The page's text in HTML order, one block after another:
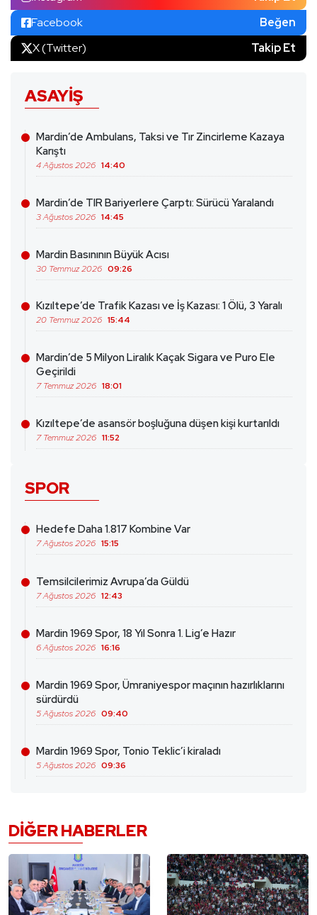
Facebook
Beğen
X (Twitter)
Takip Et
ASAYIŞ
Mardin’de Ambulans, Taksi ve Tır Zincirleme Kazaya
Karıştı
4 Ağustos 2026 14:40
Mardin’de TIR Bariyerlere Çarptı: Sürücü Yaralandı
3 Ağustos 2026 14:45
Mardin Basınının Büyük Acısı
30 Temmuz 2026 09:26
Kızıltepe’de Trafik Kazası ve İş Kazası: 1 Ölü, 3 Yaralı
20 Temmuz 2026 15:44
Mardin’de 5 Milyon Liralık Kaçak Sigara ve Puro Ele
Geçirildi
7 Temmuz 2026 18:01
Kızıltepe’de asansör boşluğuna düşen kişi kurtarıldı
7 Temmuz 2026 11:52
SPOR
Hedefe Daha 1.817 Kombine Var
7 Ağustos 2026 15:15
Temsilcilerimiz Avrupa’da Güldü
7 Ağustos 2026 12:43
Mardin 1969 Spor, 18 Yıl Sonra 1. Lig’e Hazır
6 Ağustos 2026 16:16
Mardin 1969 Spor, Ümraniyespor maçının hazırlıklarını
sürdürdü
5 Ağustos 2026 09:40
Mardin 1969 Spor, Tonio Teklic’i kiraladı
5 Ağustos 2026 09:36
DIĞER HABERLER